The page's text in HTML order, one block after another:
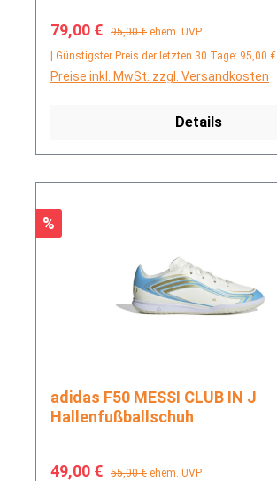
Verkaufspreis:
79,00 € Regulärer Preis:
95,00 € ehem. UVP
| Günstigster Preis der letzten 30 Tage: 95,00 €
Preise inkl. MwSt. zzgl. Versandkosten
Details
Rabatt
%
adidas F50 MESSI CLUB IN J
Hallenfußballschuh
Verkaufspreis:
49,00 € Regulärer Preis:
55,00 € ehem. UVP